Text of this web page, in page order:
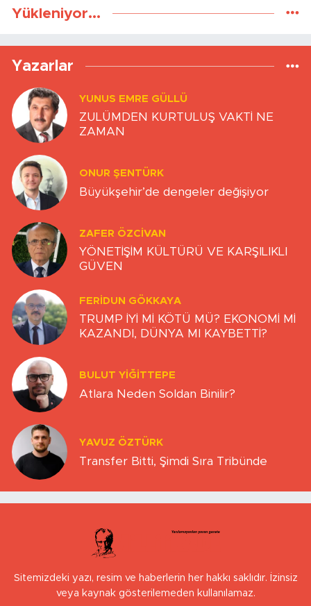
Yükleniyor...
Yazarlar
YUNUS EMRE GÜLLÜ
ZULÜMDEN KURTULUŞ VAKTİ NE
ZAMAN
ONUR ŞENTÜRK
Büyükşehir’de dengeler değişiyor
ZAFER ÖZCIVAN
YÖNETİŞİM KÜLTÜRÜ VE KARŞILIKLI
GÜVEN
FERIDUN GÖKKAYA
TRUMP İYİ Mİ KÖTÜ MÜ? EKONOMİ Mİ
KAZANDI, DÜNYA MI KAYBETTİ?
BULUT YİĞİTTEPE
Atlara Neden Soldan Binilir?
YAVUZ ÖZTÜRK
Transfer Bitti, Şimdi Sıra Tribünde
Sitemizdeki yazı, resim ve haberlerin her hakkı saklıdır. İzinsiz
veya kaynak gösterilemeden kullanılamaz.